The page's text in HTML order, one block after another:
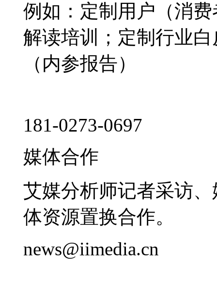
例如：定制用户（消
解读培训；定制行业
（内参报告）
181-0273-0697
媒体合作
艾媒分析师记者采访
体资源置换合作。
news@iimedia.cn